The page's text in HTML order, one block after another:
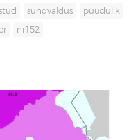
sundvaldus puudulik
nr152